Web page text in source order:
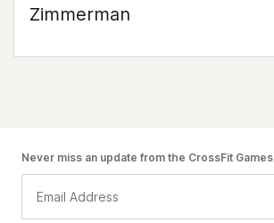
Zimmerman
Never miss an update from the CrossFit Games